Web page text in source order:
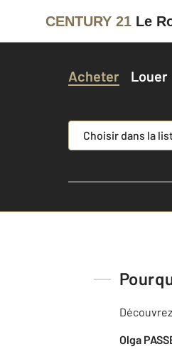
CENTURY 21 Le
Acheter Louer
Choisir dans la
Olga